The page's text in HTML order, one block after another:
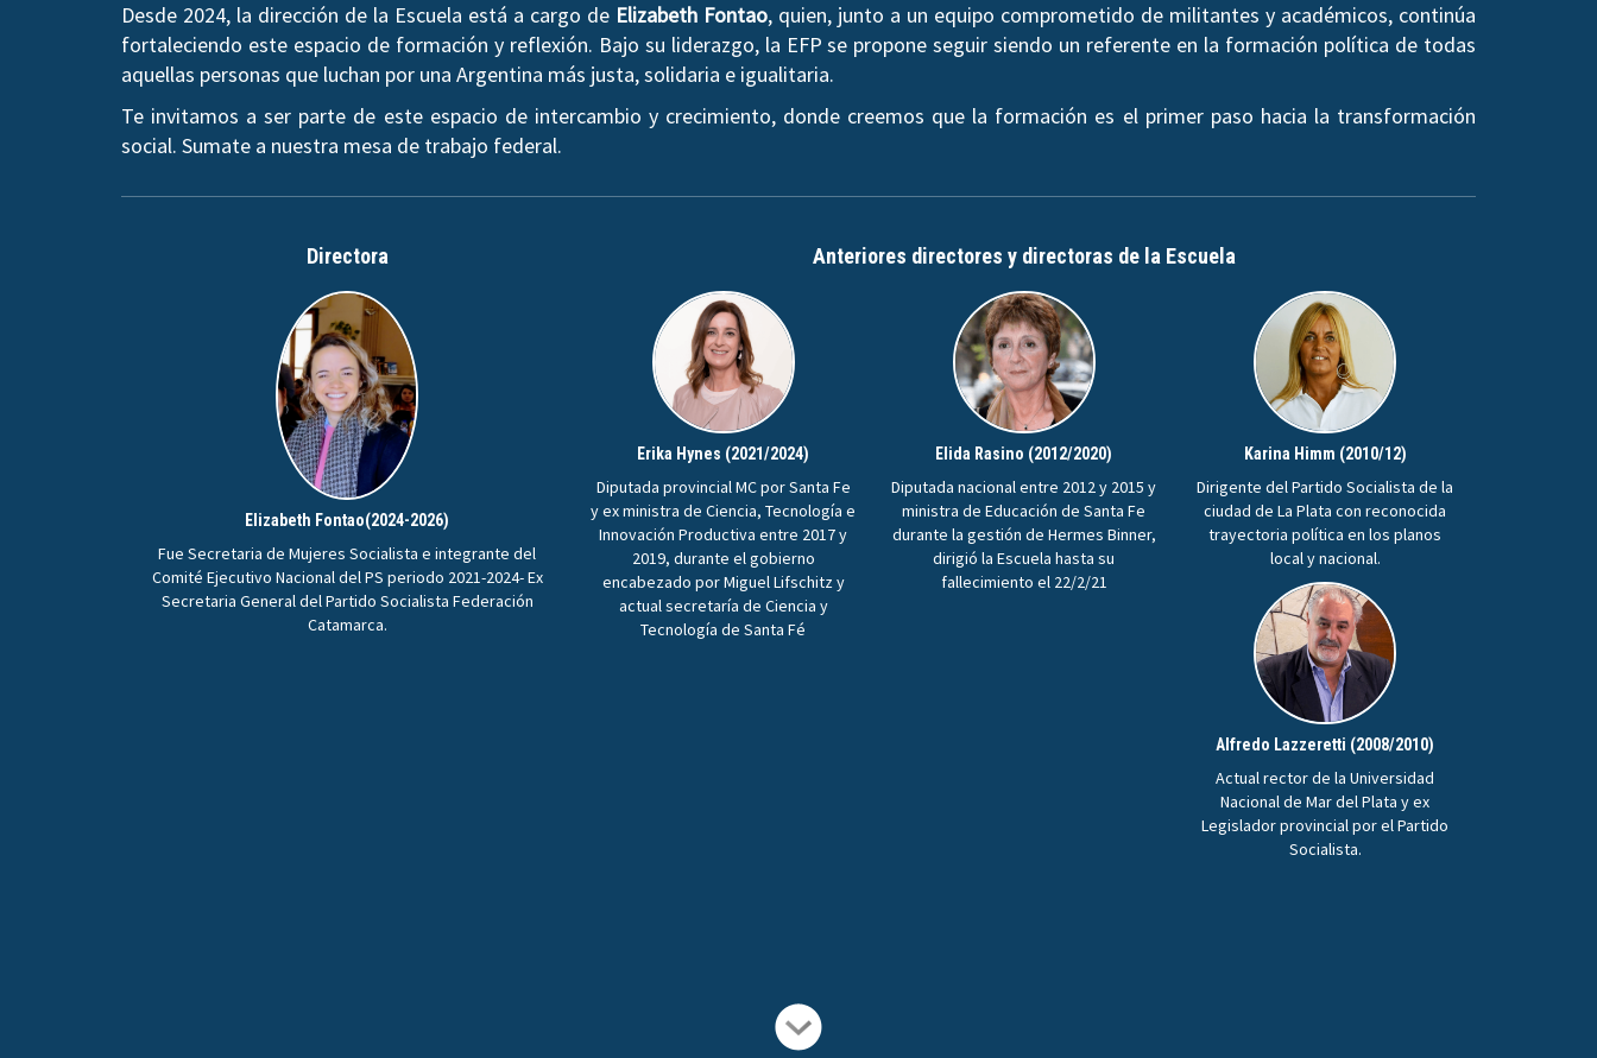
Desde 2024, la dirección de la Escuela está a cargo de Elizabeth Fontao, quien, junto a un equipo comprometido de militantes y académicos, continúa
fortaleciendo este espacio de formación y reflexión. Bajo su liderazgo, la EFP se propone seguir siendo un referente en la formación política de todas
aquellas personas que luchan por una Argentina más justa, solidaria e igualitaria.
Te invitamos a ser parte de este espacio de intercambio y crecimiento, donde creemos que la formación es el primer paso hacia la transformación
social. Sumate a nuestra mesa de trabajo federal.
Directora
Elizabeth Fontao(2024-2026)
Fue Secretaria de Mujeres Socialista e integrante del
Comité Ejecutivo Nacional del PS periodo 2021-2024- Ex
Secretaria General del Partido Socialista Federación
Catamarca.
Anteriores directores y directoras de la Escuela
Erika Hynes (2021/2024)
Diputada provincial MC por Santa Fe
y ex ministra de Ciencia, Tecnología e
Innovación Productiva entre 2017 y
2019, durante el gobierno
encabezado por Miguel Lifschitz y
actual secretaría de Ciencia y
Tecnología de Santa Fé
Elida Rasino (2012/2020)
Diputada nacional entre 2012 y 2015 y
ministra de Educación de Santa Fe
durante la gestión de Hermes Binner,
dirigió la Escuela hasta su
fallecimiento el 22/2/21
Karina Himm (2010/12)
Dirigente del Partido Socialista de la
ciudad de La Plata con reconocida
trayectoria política en los planos
local y nacional.
Alfredo Lazzeretti (2008/2010)
Actual rector de la Universidad
Nacional de Mar del Plata y ex
Legislador provincial por el Partido
Socialista.